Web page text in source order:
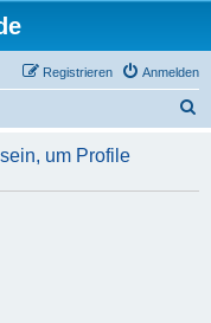
Anmelden
Registrieren
h
um Profile